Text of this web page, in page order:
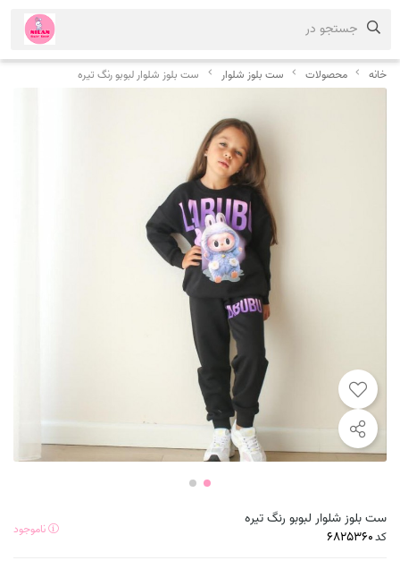
خانه محصولات ست بلوز شلوار ست بلوز شلوار لبوبو رنگ تیره
ست بلوز شلوار لبوبو رنگ تیره
کد ناموجود
جستجو در